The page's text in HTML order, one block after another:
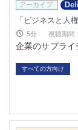
「ビジネスと人
5分 視聴期間
企業のサプライ
について学べる
すべての方向け